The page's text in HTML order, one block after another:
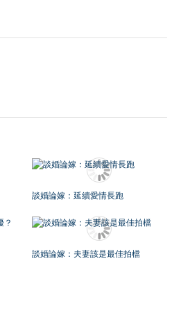
談婚論嫁：延續愛情長跑
談婚論嫁：夫妻該是最佳拍檔